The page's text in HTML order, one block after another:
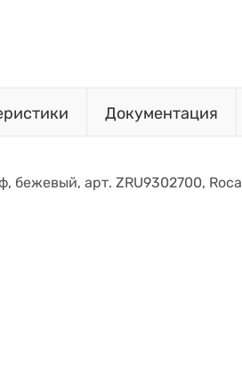
Документация
бежевый, арт. ZRU9302700, Roca